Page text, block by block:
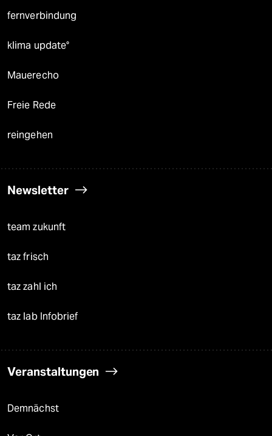
fernverbindung
klima update°
Mauerecho
Freie Rede
reingehen
Newsletter
team zukunft
taz frisch
taz zahl ich
taz lab Infobrief
Veranstaltungen
Demnächst